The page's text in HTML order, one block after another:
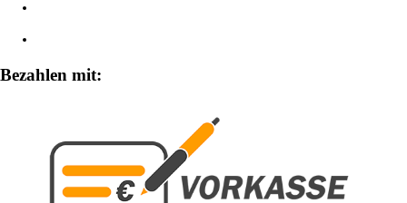
Bezahlen mit: